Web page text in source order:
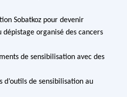
Sobatkoz pour devenir
dépistage organisé des cancers
de sensibilisation avec des
d’outils de sensibilisation au